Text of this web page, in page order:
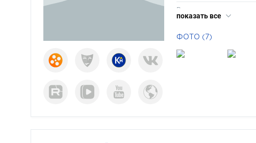
Вес
Размер обуви
Длина волос
показать все
ФОТО (7)